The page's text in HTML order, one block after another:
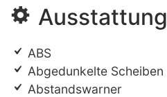
Ausstattung
ABS
Abgedunkelte Scheiben
Abstandswarner